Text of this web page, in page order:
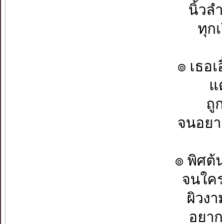
นิ้วล
ทุก
๏ เธอ
แ
ถู
จนอย
๏ พิศต้
จนใค
ผิวง
อยา